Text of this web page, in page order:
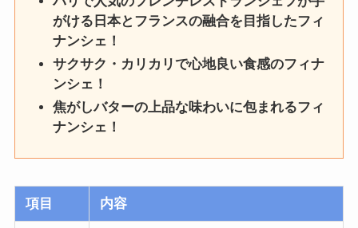
がける日本とフランスの融合を目指したフィ
ナンシェ！
サクサク・カリカリで心地良い食感のフィナ
ンシェ！
焦がしバターの上品な味わいに包まれるフィ
ナンシェ！
項目 内容